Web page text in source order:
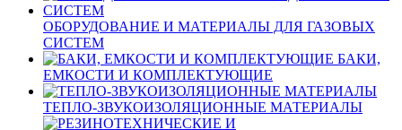
ОБОРУДОВАНИЕ И МАТЕРИАЛЫ ДЛЯ ГАЗОВЫХ
СИСТЕМ
БАКИ,
ЕМКОСТИ И КОМПЛЕКТУЮЩИЕ
ТЕПЛО-ЗВУКОИЗОЛЯЦИОННЫЕ МАТЕРИАЛЫ